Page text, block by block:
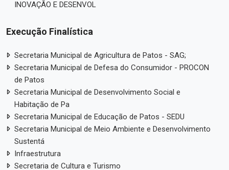
INOVAÇÃO E DESENVOL
Execução Finalística
Secretaria Municipal de Agricultura de Patos - SAG;
Secretaria Municipal de Defesa do Consumidor - PROCON
de Patos
Secretaria Municipal de Desenvolvimento Social e
Habitação de Pa
Secretaria Municipal de Educação de Patos - SEDU
Secretaria Municipal de Meio Ambiente e Desenvolvimento
Sustentá
Infraestrutura
Secretaria de Cultura e Turismo